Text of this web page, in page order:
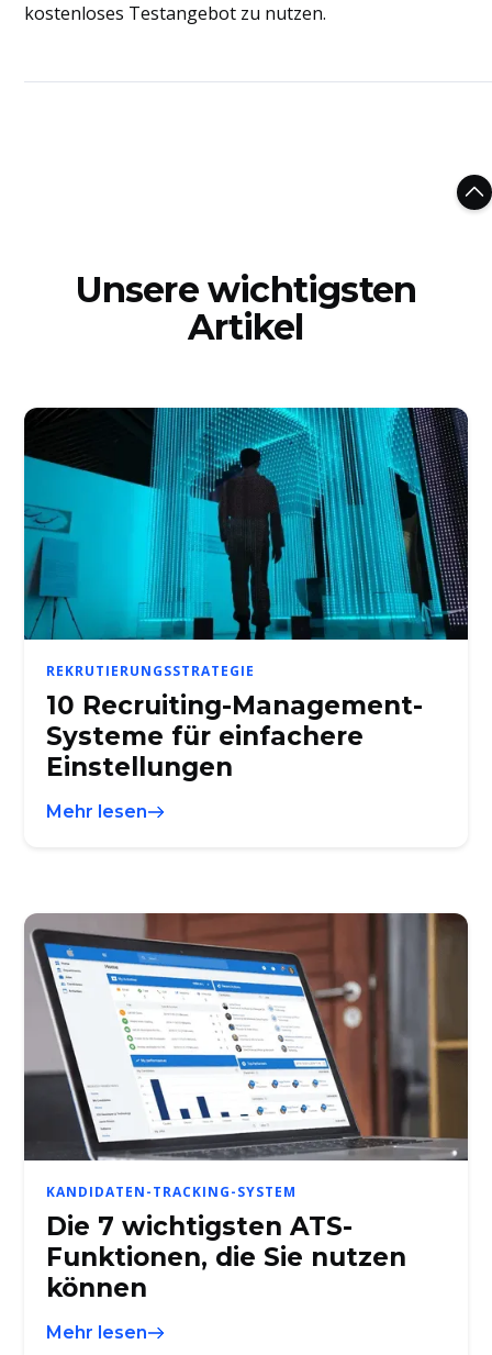
kostenloses Testangebot zu nutzen.
Unsere wichtigsten
Artikel
REKRUTIERUNGSSTRATEGIE
10 Recruiting-Management-
Systeme für einfachere
Einstellungen
Mehr lesen
KANDIDATEN-TRACKING-SYSTEM
Die 7 wichtigsten ATS-
Funktionen, die Sie nutzen
können
Mehr lesen